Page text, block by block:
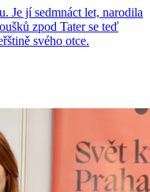
Je jí sedmnáct let, narodila
zpod Tater se teď
svého otce.